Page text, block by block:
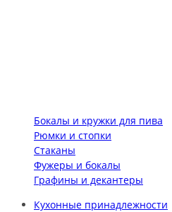
Бокалы и кружки для пива
Рюмки и стопки
Стаканы
Фужеры и бокалы
Графины и декантеры
Кухонные принадлежности